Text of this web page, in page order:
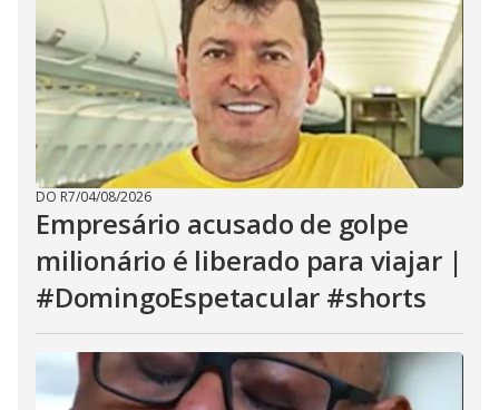
DO R7/04/08/2026
Empresário acusado de golpe
milionário é liberado para viajar |
#DomingoEspetacular #shorts